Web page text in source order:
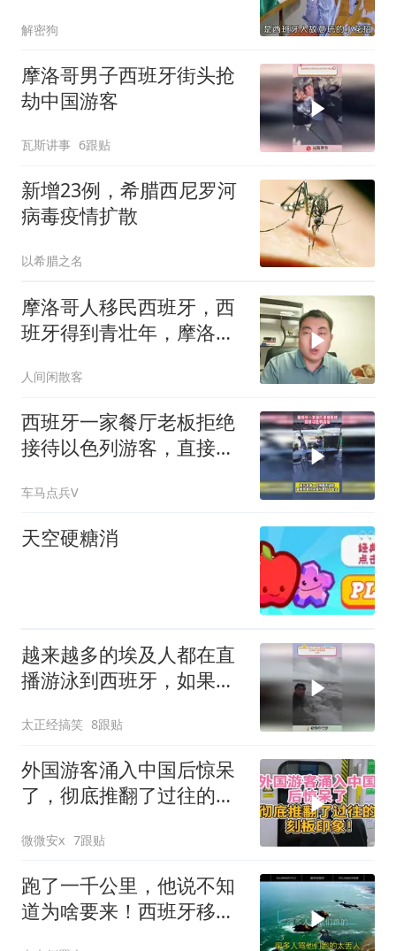
解密狗
摩洛哥男子西班牙街头抢
劫中国游客
瓦斯讲事 6跟贴
新增23例，希腊西尼罗河
病毒疫情扩散
以希腊之名
摩洛哥人移民西班牙，西
班牙得到青壮年，摩洛哥
人间闲散客
西班牙一家餐厅老板拒绝
接待以色列游客，直接将
车马点兵V
天空硬糖消
越来越多的埃及人都在直
播游泳到西班牙，如果再
太正经搞笑 8跟贴
外国游客涌入中国后惊呆
了，彻底推翻了过往的刻
微微安x 7跟贴
跑了一千公里，他说不知
道为啥要来！西班牙移民